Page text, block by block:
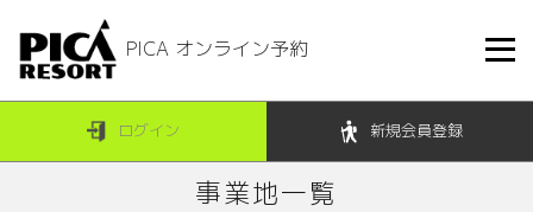
PICA オンライン予約
ログイン 新規会員登録
事業地一覧